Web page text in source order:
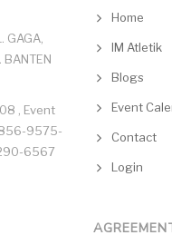
GAGA,
BANTEN
, Event
9575-
6567
Home
IM Atletik
Blogs
Event
Contact
Login